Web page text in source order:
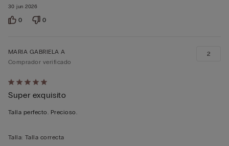
30 jun 2026
0 0
Calificación
de
5
5
MARIA GABRIELA A
Comprador verificado
Super exquisito
Talla perfecto. Precioso.
2
Talla: Talla correcta